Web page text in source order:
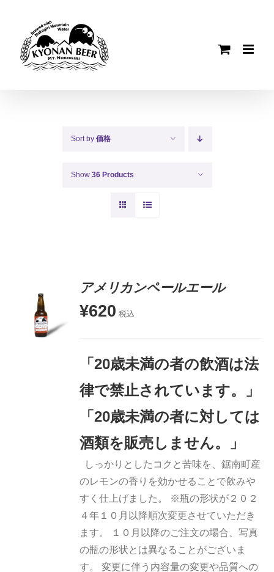
content
Sort by 価格
Show 36 Products
お買い物
カゴに追
アメリカンペールエール
¥620 税込
「20歳未満の者の飲酒は法
律で禁止されています。」
「20歳未満の者に対しては
酒類を販売しません。」
しっかりとしたコクと苦味を、鋸南町産
のレモンの香りを効かせることで飲みや
すく仕上げました。 ※瓶の形状が２０２
４年１０月以降順次変更させていただき
ます。 １０月以降のご注文の場合、写真
の瓶の形状とは異なることがございま
す。 変更に伴う内容量の変更や品質への